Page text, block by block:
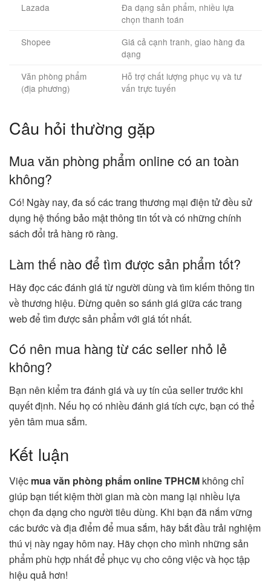
Lazada
Đa dạng sản phẩm, nhiều lựa
chọn thanh toán
Shopee
Giá cả cạnh tranh, giao hàng đa
dạng
Văn phòng phẩm
(địa phương)
Hỗ trợ chất lượng phục vụ và tư
vấn trực tuyến
Câu hỏi thường gặp
Mua văn phòng phẩm online có an toàn
không?
Có! Ngày nay, đa số các trang thương mại điện tử đều sử
dụng hệ thống bảo mật thông tin tốt và có những chính
sách đổi trả hàng rõ ràng.
Làm thế nào để tìm được sản phẩm tốt?
Hãy đọc các đánh giá từ người dùng và tìm kiếm thông tin
về thương hiệu. Đừng quên so sánh giá giữa các trang
web để tìm được sản phẩm với giá tốt nhất.
Có nên mua hàng từ các seller nhỏ lẻ
không?
Bạn nên kiểm tra đánh giá và uy tín của seller trước khi
quyết định. Nếu họ có nhiều đánh giá tích cực, bạn có thể
yên tâm mua sắm.
Kết luận
Việc mua văn phòng phẩm online TPHCM không chỉ
giúp bạn tiết kiệm thời gian mà còn mang lại nhiều lựa
chọn đa dạng cho người tiêu dùng. Khi bạn đã nắm vững
các bước và địa điểm để mua sắm, hãy bắt đầu trải nghiệm
thú vị này ngay hôm nay. Hãy chọn cho mình những sản
phẩm phù hợp nhất để phục vụ cho công việc và học tập
hiệu quả hơn!